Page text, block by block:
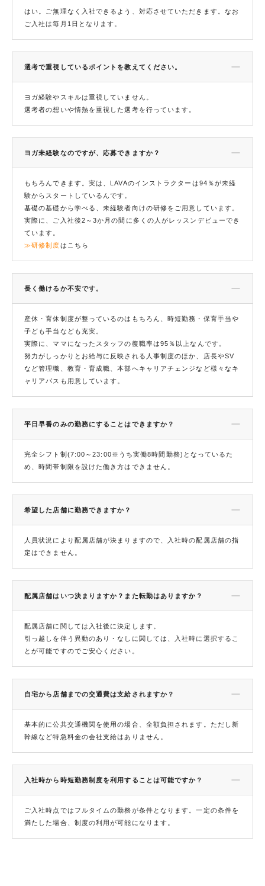
はい。ご無理なく入社できるよう、対応させていただきます。なお
ご入社は毎月1日となります。
選考で重視しているポイントを教えてください。
ヨガ経験やスキルは重視していません。
選考者の想いや情熱を重視した選考を行っています。
ヨガ未経験なのですが、応募できますか？
もちろんできます。実は、LAVAのインストラクターは94％が未経
験からスタートしているんです。
基礎の基礎から学べる、未経験者向けの研修をご用意しています。
実際に、ご入社後2～3か月の間に多くの人がレッスンデビューでき
ています。
≫研修制度はこちら
長く働けるか不安です。
産休・育休制度が整っているのはもちろん、時短勤務・保育手当や
子ども手当なども充実。
実際に、ママになったスタッフの復職率は95％以上なんです。
努力がしっかりとお給与に反映される人事制度のほか、店長やSV
など管理職、教育・育成職、本部へキャリアチェンジなど様々なキ
ャリアパスも用意しています。
平日早番のみの勤務にすることはできますか？
完全シフト制(7:00～23:00※うち実働8時間勤務)となっているた
め、時間帯制限を設けた働き方はできません。
希望した店舗に勤務できますか？
人員状況により配属店舗が決まりますので、入社時の配属店舗の指
定はできません。
配属店舗はいつ決まりますか？また転勤はありますか？
配属店舗に関しては入社後に決定します。
引っ越しを伴う異動のあり・なしに関しては、入社時に選択するこ
とが可能ですのでご安心ください。
自宅から店舗までの交通費は支給されますか？
基本的に公共交通機関を使用の場合、全額負担されます。ただし新
幹線など特急料金の会社支給はありません。
入社時から時短勤務制度を利用することは可能ですか？
ご入社時点ではフルタイムの勤務が条件となります。一定の条件を
満たした場合、制度の利用が可能になります。